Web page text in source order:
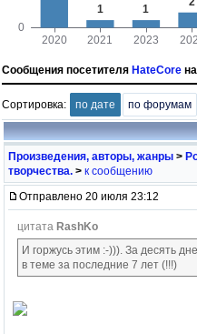
Сообщения посетителя HateCore
Сортировка: по дате по форумам
Произведения, авторы, жанры >
творчества. > к сообщению
Отправлено 20 июля 23:12
цитата RashKo
И горжусь этим :-))). За десять
в теме за последние 7 лет (!!!)